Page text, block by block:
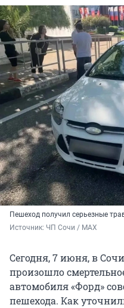
Пешеход получил серьезные
Источник: ЧП Сочи / MAX
Сегодня, 7 июня, в
произошло
автомобиля «Форд»
пешехода. Как